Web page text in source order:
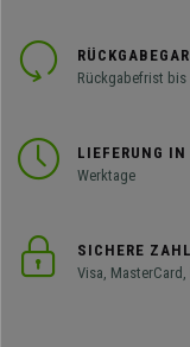
Rückgabefrist bis
LIEFERUNG
Werktage
SICHERE
Visa, MasterCard,